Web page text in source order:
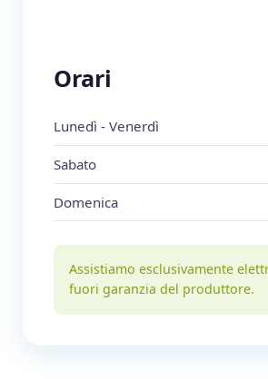
Orari
Lunedì - Venerdì
Sabato
Domenica
Assistiamo esclusivamente
fuori garanzia del produttore.